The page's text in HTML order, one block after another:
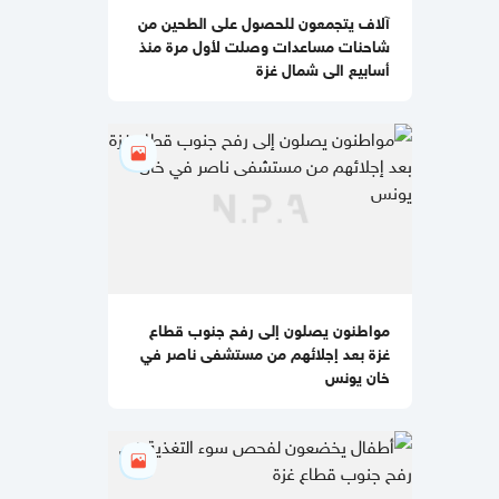
09:50 مساءاً
تضامن واسع معه.. من هو "طبيب
الغلابة" الذي اعتقله الاحتلال بالضفة؟
"إيلات في خطر".. إسرائيل تخشى
سيناريو 7 أكتوبر بهجوم منسق عبر حدود
الأردن
11:27 صباحا
بالفيديو والصوراستشهاد مسعف
وطالبة بقصف إسرائيلي على غزة (شاهد)
آلاف يتجمعون للحصول على الطحين من
شاحنات مساعدات وصلت لأول مرة منذ
أسابيع الى شمال غزة
مواطنون يصلون إلى رفح جنوب قطاع
غزة بعد إجلائهم من مستشفى ناصر في
خان يونس